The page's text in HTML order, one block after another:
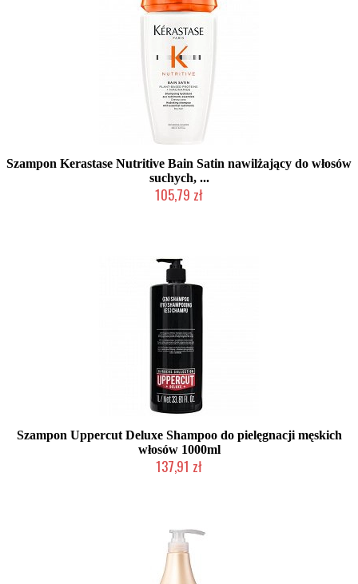
Szampon Kerastase Nutritive Bain Satin nawilżający do włosów
suchych, ...
105,79 zł
Szampon Uppercut Deluxe Shampoo do pielęgnacji męskich
włosów 1000ml
137,91 zł